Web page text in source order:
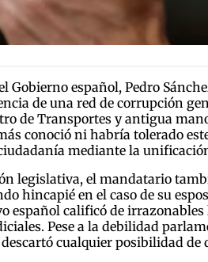
Gobierno español, Pedro
de una red de corrupción
de Transportes y antigua
conoció ni habría tolerado
mediante la
legislativa, el mandatario
hincapié en el caso de su
español calificó de
Pese a la debilidad
cualquier posibilidad de